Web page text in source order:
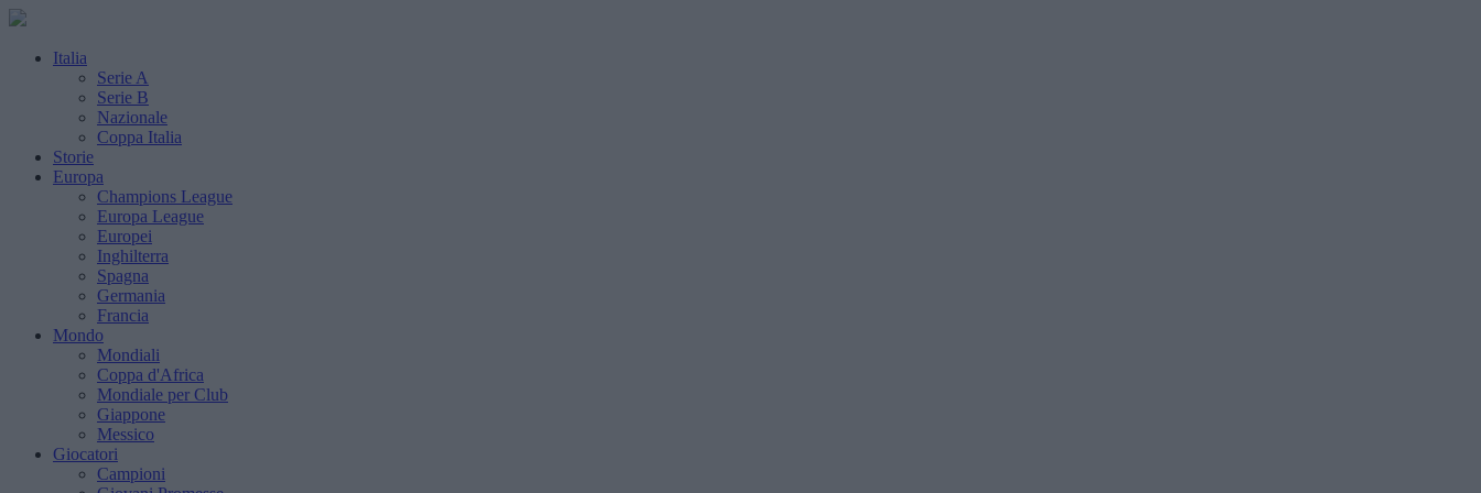
Italia
Serie A
Serie B
Nazionale
Coppa Italia
Storie
Europa
Champions League
Europa League
Europei
Inghilterra
Spagna
Germania
Francia
Mondo
Mondiali
Coppa d'Africa
Mondiale per Club
Giappone
Messico
Giocatori
Campioni